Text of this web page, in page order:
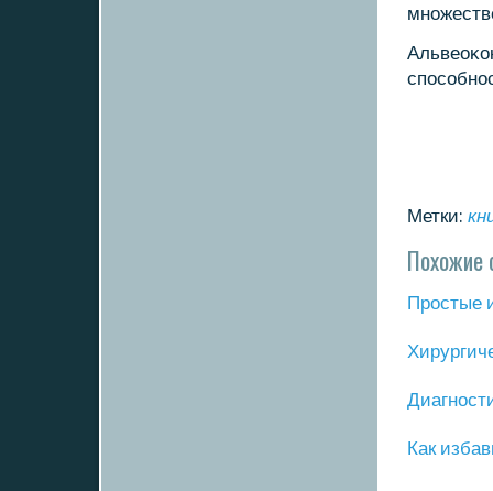
Метки:
Похожие
Прοстые
Как